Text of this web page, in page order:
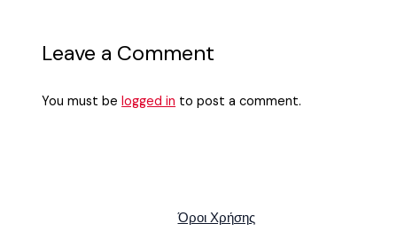
Leave a Comment
You must belogged in to post a comment.
Όροι Χρήσης